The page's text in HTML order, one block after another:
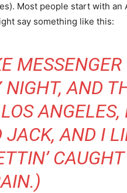
现代科学的解决方案，并
望构建以人为本、尊重自
真理，开创未来。
I
I've read and accept the
Most people start with an
say something like this:
MESSENGER
AND
ANGELES,
JACK, AND I